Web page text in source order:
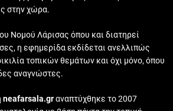
στην χώρα.
Νομού Λάρισας όπου και διατηρεί
η εφημερίδα εκδίδεται ανελλιπώς
τοπικών θεμάτων και όχι μόνο, όπου
αναγνώστες.
neafarsala.grαναπτύχθηκε το 2007